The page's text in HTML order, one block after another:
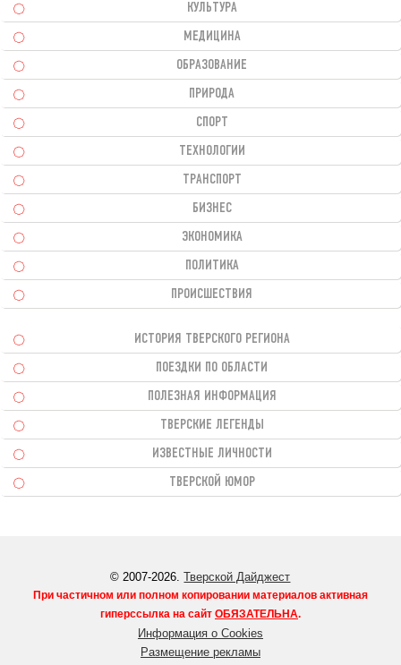
КУЛЬТУРА
МЕДИЦИНА
ОБРАЗОВАНИЕ
ПРИРОДА
СПОРТ
ТЕХНОЛОГИИ
ТРАНСПОРТ
БИЗНЕС
ЭКОНОМИКА
ПОЛИТИКА
ПРОИСШЕСТВИЯ
ИСТОРИЯ ТВЕРСКОГО РЕГИОНА
ПОЕЗДКИ ПО ОБЛАСТИ
ПОЛЕЗНАЯ ИНФОРМАЦИЯ
ТВЕРСКИЕ ЛЕГЕНДЫ
ИЗВЕСТНЫЕ ЛИЧНОСТИ
ТВЕРСКОЙ ЮМОР
© 2007-2026.Тверской Дайджест
При частичном или полном копировании материалов активная
гиперссылка на сайт ОБЯЗАТЕЛЬНА.
Информация о Cookies
Размещение рекламы